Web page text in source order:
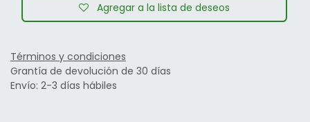
Agregar a la lista de deseos
Términos y condiciones
Grantía de devolución de 30 días
Envío: 2-3 días hábiles